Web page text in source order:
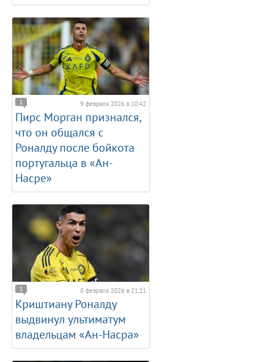
1 9 февраля 2026 в 10:42
Пирс Морган признался,
что он общался с
Роналду после бойкота
португальца в «Ан-
Насре»
1 8 февраля 2026 в 21:21
Криштиану Роналду
выдвинул ультиматум
владельцам «Ан-Насра»